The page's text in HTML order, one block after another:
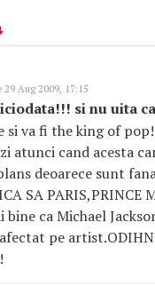
29 Aug 2009, 17:15
si nu uita
si va fi the king of
atunci cand acesta
deoarece sunt
SA PARIS,PRINCE
bine ca Michael
pe